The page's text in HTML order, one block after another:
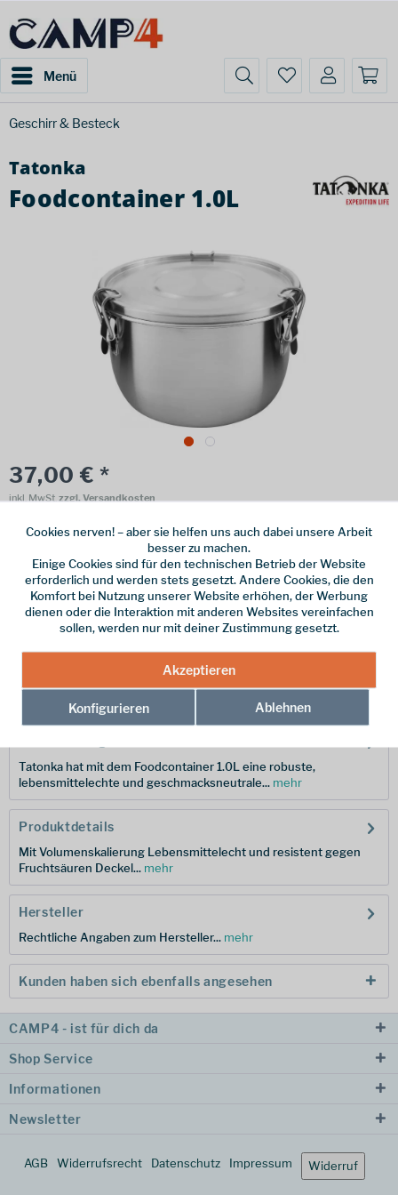
Menü
Geschirr & Besteck
Tatonka
Foodcontainer 1.0L
37,00 € *
inkl. MwSt.zzgl. Versandkosten
Online bestellen Ladenabholung
vorrätig | Lieferzeit 1-3 Werktage
In denWarenkorb
Hersteller-Nr.: 4043.000
Tatonka hat mit dem Foodcontainer 1.0L eine robuste,
lebensmittelechte und geschmacksneutrale... mehr
Produktdetails
Mit Volumenskalierung Lebensmittelecht und resistent gegen
Fruchtsäuren Deckel... mehr
Hersteller
Rechtliche Angaben zum Hersteller... mehr
Kunden haben sich ebenfalls angesehen
CAMP4 - ist für dich da
Shop Service
Informationen
Newsletter
AGB Widerrufsrecht Datenschutz Impressum Widerruf
Cookies nerven! – aber sie helfen uns auch dabei unsere Arbeit
besser zu machen.
Einige Cookies sind für den technischen Betrieb der Website
erforderlich und werden stets gesetzt. Andere Cookies, die den
Komfort bei Nutzung unserer Website erhöhen, der Werbung
dienen oder die Interaktion mit anderen Websites vereinfachen
sollen, werden nur mit deiner Zustimmung gesetzt.
Akzeptieren
Konfigurieren Ablehnen